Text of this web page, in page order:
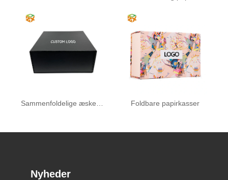
Foldbare papirkasser
Nyheder